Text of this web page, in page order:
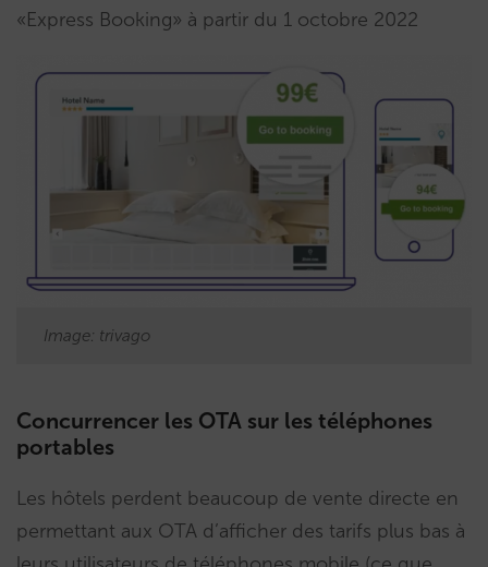
«Express Booking» à partir du 1 octobre 2022
Image: trivago
Concurrencer les OTA sur les téléphones
portables
Les hôtels perdent beaucoup de vente directe en
permettant aux OTA d’afficher des tarifs plus bas à